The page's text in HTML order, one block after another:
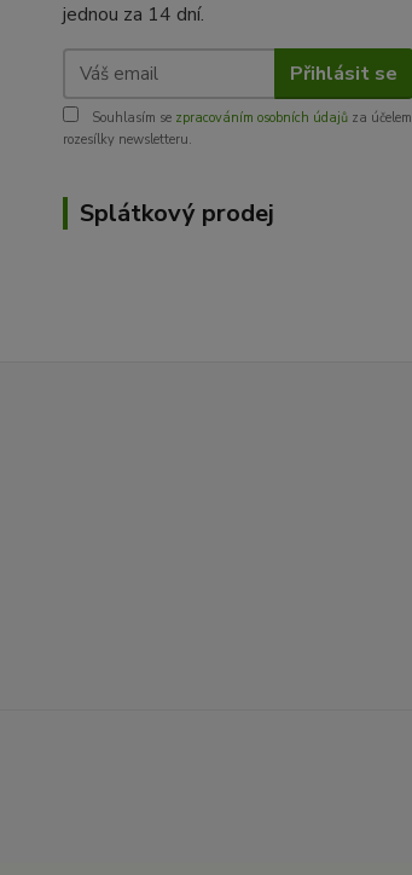
jednou za 14 dní.
Přihlásit se
Souhlasím se zpracováním osobních údajů za účelem
rozesílky newsletteru.
Splátkový prodej